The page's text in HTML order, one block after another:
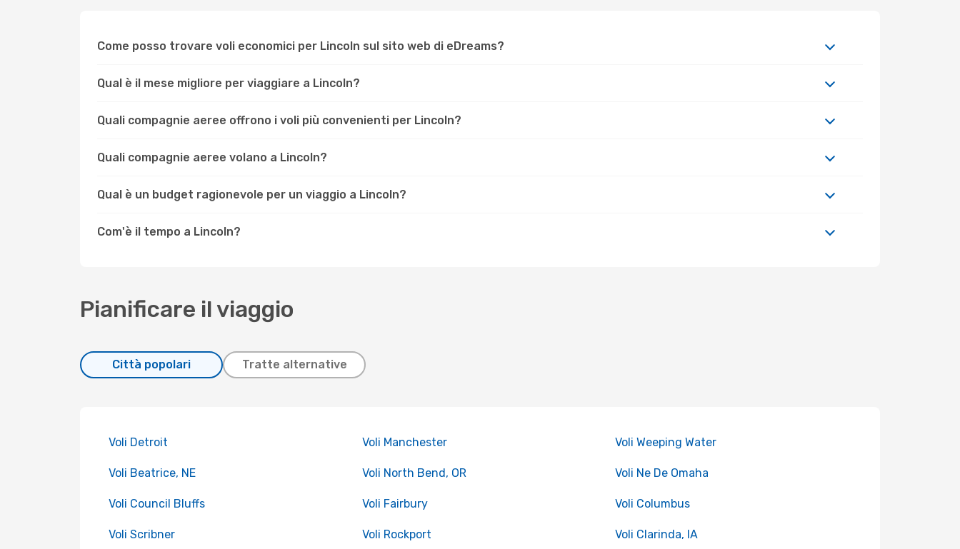
Come posso trovare voli economici per Lincoln sul sito web di eDreams?
Qual è il mese migliore per viaggiare a Lincoln?
Quali compagnie aeree offrono i voli più convenienti per Lincoln?
Quali compagnie aeree volano a Lincoln?
Qual è un budget ragionevole per un viaggio a Lincoln?
Com'è il tempo a Lincoln?
Pianificare il viaggio
Città popolari Tratte alternative
Voli Detroit Voli Manchester Voli Weeping Water
Voli Beatrice, NE Voli North Bend, OR Voli Ne De Omaha
Voli Council Bluffs Voli Fairbury Voli Columbus
Voli Scribner Voli Rockport Voli Clarinda, IA